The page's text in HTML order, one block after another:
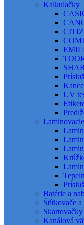
Kalkulačky
UV
Batérie a
Štítkovače a
Kanálová